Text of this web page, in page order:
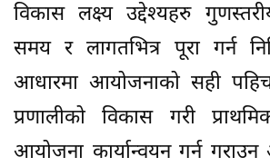
विकास लक्ष्य उद्देश्यहरु
समय र लागतभित्र पूरा गर्न
आधारमा आयोजनाको सही
प्रणालीको विकास गरी
आयोजना कार्यान्वयन गर्न